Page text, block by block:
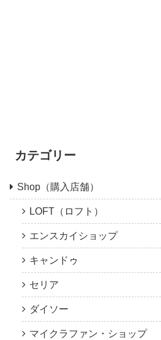
カテゴリー
Shop（購入店舗）
LOFT（ロフト）
エンスカイショップ
キャンドゥ
セリア
ダイソー
マイクラファン・ショップ